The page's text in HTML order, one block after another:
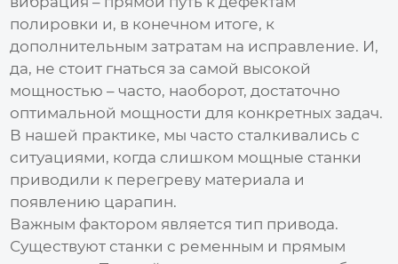
полировки и, в конечном итоге, к
дополнительным затратам на исправление. И,
да, не стоит гнаться за самой высокой
мощностью – часто, наоборот, достаточно
оптимальной мощности для конкретных задач.
В нашей практике, мы часто сталкивались с
ситуациями, когда слишком мощные станки
приводили к перегреву материала и
появлению царапин.
Важным фактором является тип привода.
Существуют станки с ременным и прямым